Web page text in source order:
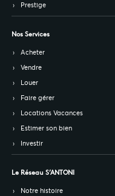
Prestige
Nos Services
Acheter
Vendre
Louer
Faire gérer
Locations Vacances
Estimer son bien
Investir
Le Réseau S’ANTONI
Notre histoire